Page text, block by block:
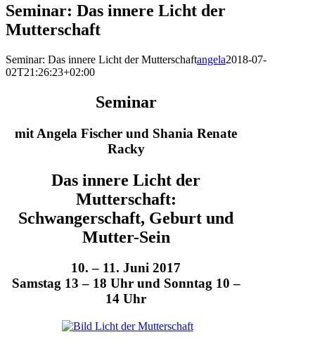
Seminar: Das innere Licht der
Mutterschaft
Seminar: Das innere Licht der Mutterschaftangela2018-07-
02T21:26:23+02:00
Seminar
mit Angela Fischer und Shania Renate
Racky
Das innere Licht der
Mutterschaft:
Schwangerschaft, Geburt und
Mutter-Sein
10. – 11. Juni 2017
Samstag 13 – 18 Uhr und Sonntag 10 –
14 Uhr